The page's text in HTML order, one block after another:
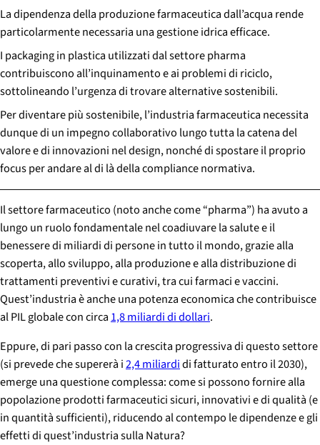
La dipendenza della produzione farmaceutica dall’acqua rende
particolarmente necessaria una gestione idrica efficace.
I packaging in plastica utilizzati dal settore pharma
contribuiscono all’inquinamento e ai problemi di riciclo,
sottolineando l’urgenza di trovare alternative sostenibili.
Per diventare più sostenibile, l’industria farmaceutica necessita
dunque di un impegno collaborativo lungo tutta la catena del
valore e di innovazioni nel design, nonché di spostare il proprio
focus per andare al di là della compliance normativa.
Il settore farmaceutico (noto anche come “pharma”) ha avuto a
lungo un ruolo fondamentale nel coadiuvare la salute e il
benessere di miliardi di persone in tutto il mondo, grazie alla
scoperta, allo sviluppo, alla produzione e alla distribuzione di
trattamenti preventivi e curativi, tra cui farmaci e vaccini.
Quest’industria è anche una potenza economica che contribuisce
al PIL globale con circa1,8 miliardi di dollari.
Eppure, di pari passo con la crescita progressiva di questo settore
(si prevede che supererà i2,4 miliardidi fatturato entro il 2030),
emerge una questione complessa: come si possono fornire alla
popolazione prodotti farmaceutici sicuri, innovativi e di qualità (e
in quantità sufficienti), riducendo al contempo le dipendenze e gli
effetti di quest’industria sulla Natura?